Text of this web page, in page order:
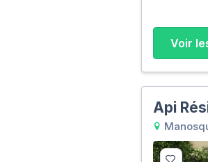
Voir
Api